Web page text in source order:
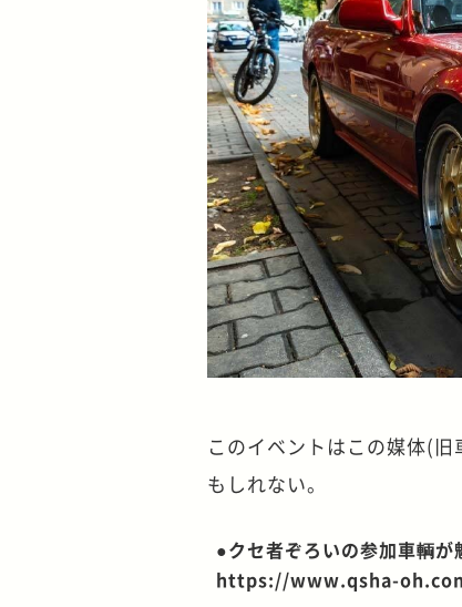
このイベントはこの媒体(
もしれない。
●クセ者ぞろいの参加車輌
https://www.qsha-